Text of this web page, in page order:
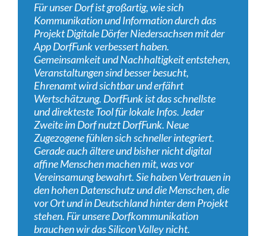
Für unser Dorf ist großartig, wie sich
Kommunikation und Information durch das
Projekt Digitale Dörfer Niedersachsen mit der
App DorfFunk verbessert haben.
Gemeinsamkeit und Nachhaltigkeit entstehen,
Veranstaltungen sind besser besucht,
Ehrenamt wird sichtbar und erfährt
Wertschätzung. DorfFunk ist das schnellste
und direkteste Tool für lokale Infos. Jeder
Zweite im Dorf nutzt DorfFunk. Neue
Zugezogene fühlen sich schneller integriert.
Gerade auch ältere und bisher nicht digital
affine Menschen machen mit, was vor
Vereinsamung bewahrt. Sie haben Vertrauen in
den hohen Datenschutz und die Menschen, die
vor Ort und in Deutschland hinter dem Projekt
stehen. Für unsere Dorfkommunikation
brauchen wir das Silicon Valley nicht.